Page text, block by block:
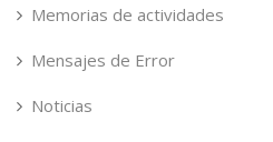
Memorias de actividades
Mensajes de Error
Noticias